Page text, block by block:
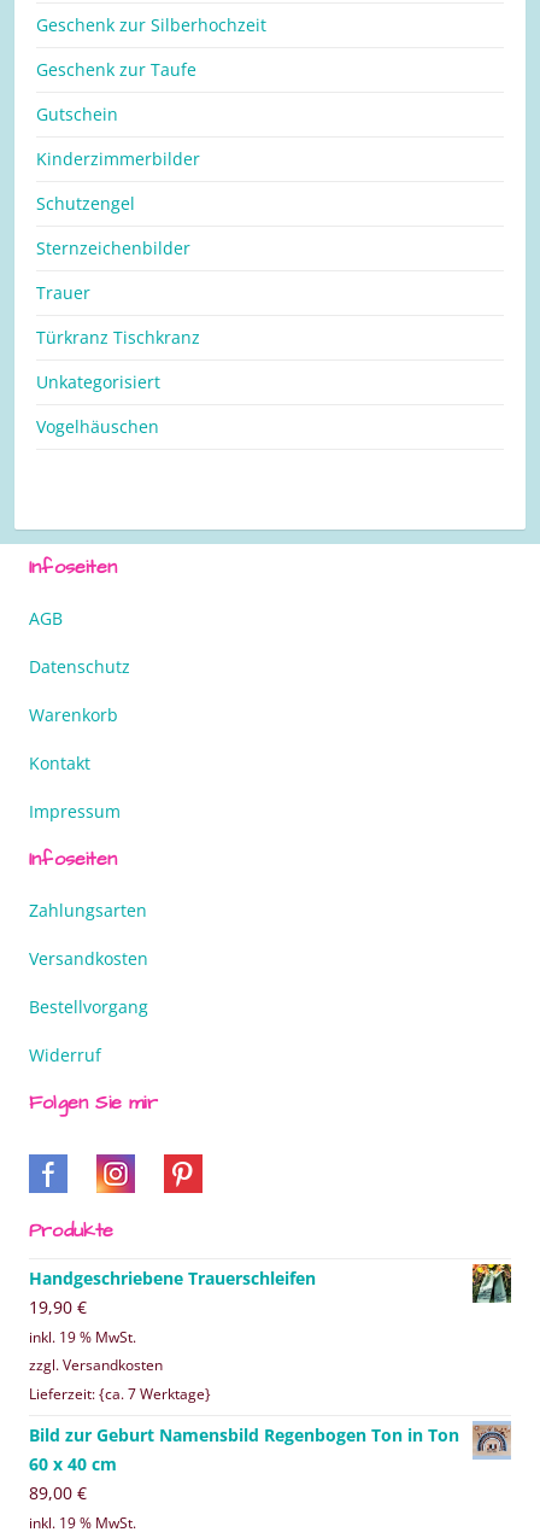
Geschenk zur Silberhochzeit
Geschenk zur Taufe
Gutschein
Kinderzimmerbilder
Schutzengel
Sternzeichenbilder
Trauer
Türkranz Tischkranz
Unkategorisiert
Vogelhäuschen
Infoseiten
AGB
Datenschutz
Warenkorb
Kontakt
Impressum
Infoseiten
Zahlungsarten
Versandkosten
Bestellvorgang
Widerruf
Folgen Sie mir
Produkte
Handgeschriebene Trauerschleifen
19,90 €
inkl. 19 % MwSt.
zzgl. Versandkosten
Lieferzeit: {ca. 7 Werktage}
Bild zur Geburt Namensbild Regenbogen Ton in Ton
60 x 40 cm
89,00 €
inkl. 19 % MwSt.